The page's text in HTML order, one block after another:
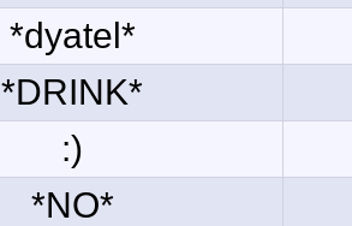
*dyatel*
*DRINK*
:)
*NO*